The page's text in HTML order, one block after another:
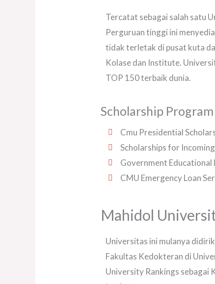
Tercatat sebagai salah satu
Perguruan tinggi ini
tidak terletak di pusat kuta
Kolase dan Institute.
TOP 150 terbaik dunia.
Scholarship Program
Cmu Presidential
Scholarships for
Government Educational
CMU Emergency Loan
Mahidol
Universitas ini mulanya
Fakultas Kedokteran di
University Rankings sebagai